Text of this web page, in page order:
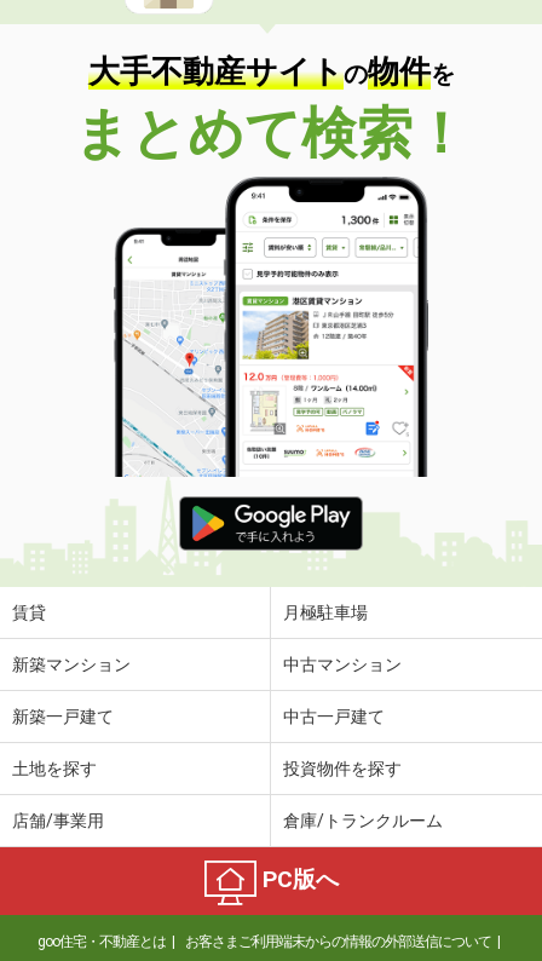
大手不動産サイトの物件を
まとめて検索！
賃貸 月極駐車場
新築マンション 中古マンション
新築一戸建て 中古一戸建て
土地を探す 投資物件を探す
店舗/事業用 倉庫/トランクルーム
PC版へ
goo住宅・不動産とは お客さまご利用端末からの情報の外部送信について